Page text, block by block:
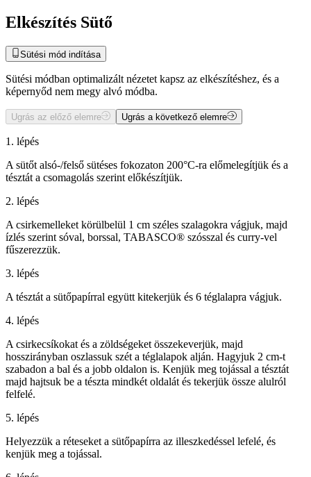
Elkészítés Sütő
Sütési mód indítása
Sütési módban optimalizált nézetet kapsz az elkészítéshez, és a
képernyőd nem megy alvó módba.
Ugrás az előző elemre Ugrás a következő elemre
1. lépés
A sütőt alsó-/felső sütéses fokozaton 200°C-ra előmelegítjük és a
tésztát a csomagolás szerint előkészítjük.
2. lépés
A csirkemelleket körülbelül 1 cm széles szalagokra vágjuk, majd
ízlés szerint sóval, borssal, TABASCO® szósszal és curry-vel
fűszerezzük.
3. lépés
A tésztát a sütőpapírral együtt kitekerjük és 6 téglalapra vágjuk.
4. lépés
A csirkecsíkokat és a zöldségeket összekeverjük, majd
hosszirányban oszlassuk szét a téglalapok alján. Hagyjuk 2 cm-t
szabadon a bal és a jobb oldalon is. Kenjük meg tojással a tésztát
majd hajtsuk be a tészta mindkét oldalát és tekerjük össze alulról
felfelé.
5. lépés
Helyezzük a réteseket a sütőpapírra az illeszkedéssel lefelé, és
kenjük meg a tojással.